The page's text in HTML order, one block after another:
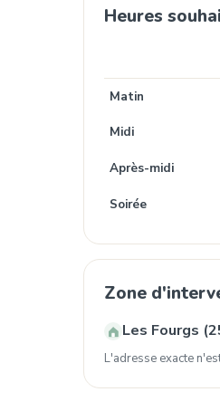
Heures
Matin
Midi
Après-midi
Soirée
Zone
Les Fourgs
L'adresse exacte